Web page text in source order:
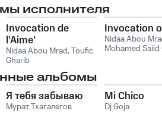
исполнителя
Invocation de
l'Aime'
Nidaa Abou Mrad,Toufic
Gharib
Invocation
Nidaa Abou
Mohamed Saiid
альбомы
Я тебя забываю
Мурат Тхагалегов
Mi Chico
Dj Goja